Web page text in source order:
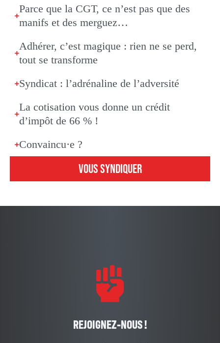
Parce que la CGT, ce n’est pas que des
manifs et des merguez…
Adhérer, c’est magique : rien ne se perd,
tout se transforme
Syndicat : l’adrénaline de l’adversité
La cotisation vous donne un crédit
d’impôt de 66 % !
Convaincu·e ?
VOUS SYNDIQUER
REJOIGNEZ-NOUS !